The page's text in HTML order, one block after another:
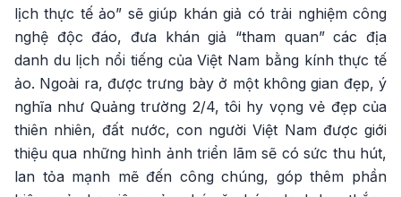
lịch thực tế ảo” sẽ giúp khán giả có trải nghiệm công
nghệ độc đáo, đưa khán giả “tham quan” các địa
danh du lịch nổi tiếng của Việt Nam bằng kính thực tế
ảo. Ngoài ra, được trưng bày ở một không gian đẹp, ý
nghĩa như Quảng trường 2/4, tôi hy vọng vẻ đẹp của
thiên nhiên, đất nước, con người Việt Nam được giới
thiệu qua những hình ảnh triển lãm sẽ có sức thu hút,
lan tỏa mạnh mẽ đến công chúng, góp thêm phần